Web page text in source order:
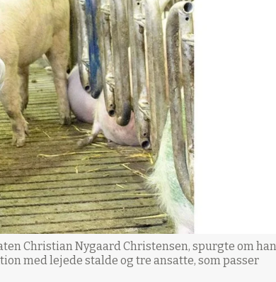
Christian Nygaard Christensen, spurgte om han
med lejede stalde og tre ansatte, som passer